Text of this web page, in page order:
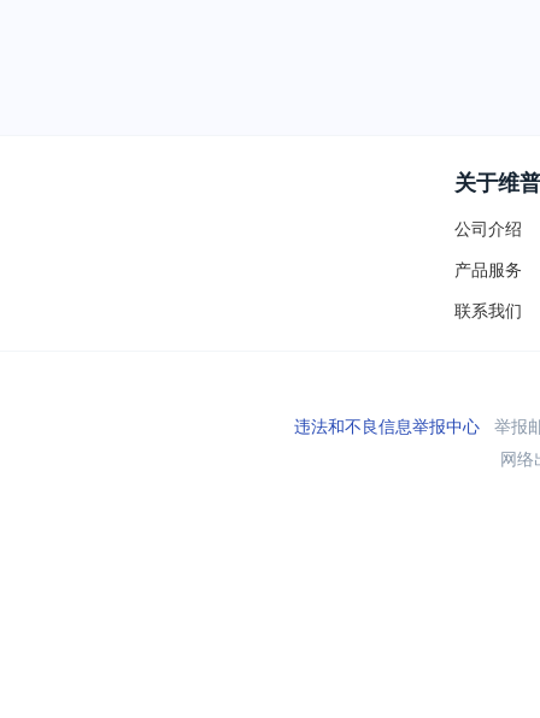
关于维普
公司介绍
产品服务
联系我们
违法和不良信息举报中心举报
网